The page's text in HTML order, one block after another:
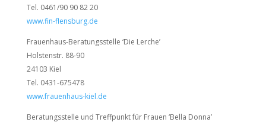
Tel. 0461/90 90 82 20
www.fin-flensburg.de
Frauenhaus-Beratungsstelle ‘Die Lerche’
Holstenstr. 88-90
24103 Kiel
Tel. 0431-675478
www.frauenhaus-kiel.de
Beratungsstelle und Treffpunkt für Frauen ‘Bella Donna’